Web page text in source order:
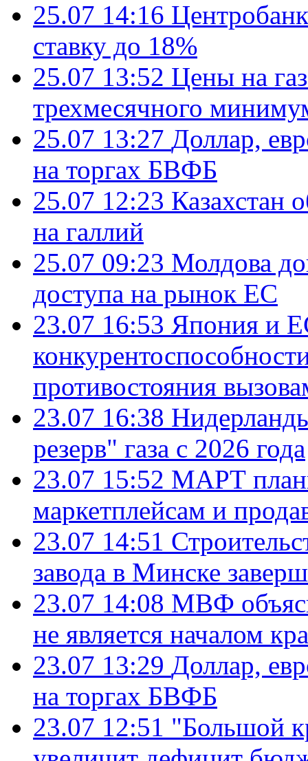
25.07 14:16
ставку до 18%
25.07 13:52 Цены на
трехмесячного
25.07 13:27 Доллар,
на торгах БВФБ
25.07 12:23 Казахстан
на галлий
25.07 09:23 Молдова
доступа на рынок ЕС
23.07 16:53 Япония и
противостояния
23.07 16:38
резерв" газа с 2026 года
23.07 15:52 МАРТ
маркетплейсам и
23.07 14:51
завода в Минске
23.07 14:08 МВФ
не является началом
23.07 13:29 Доллар,
на торгах БВФБ
23.07 12:51 "Большой